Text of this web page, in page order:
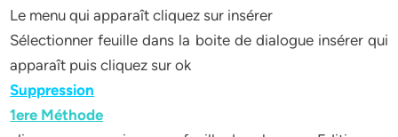
Le menu qui apparaît cliquez sur insérer
Sélectionner feuille dans la boite de dialogue insérer qui
apparaît puis cliquez sur ok
Suppression
1ere Méthode